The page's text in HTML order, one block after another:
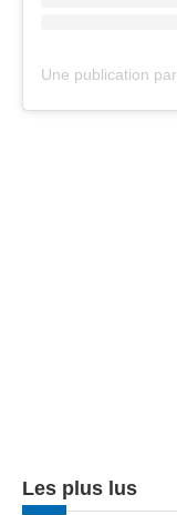
Les plus lus